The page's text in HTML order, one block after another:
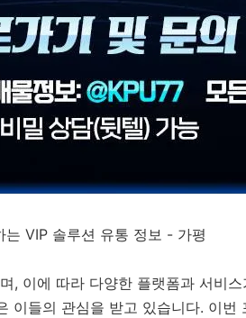
VIP 솔루션 유통 정보 - 가평
, 이에 따라 다양한 플랫폼과 서비
이들의 관심을 받고 있습니다. 이번